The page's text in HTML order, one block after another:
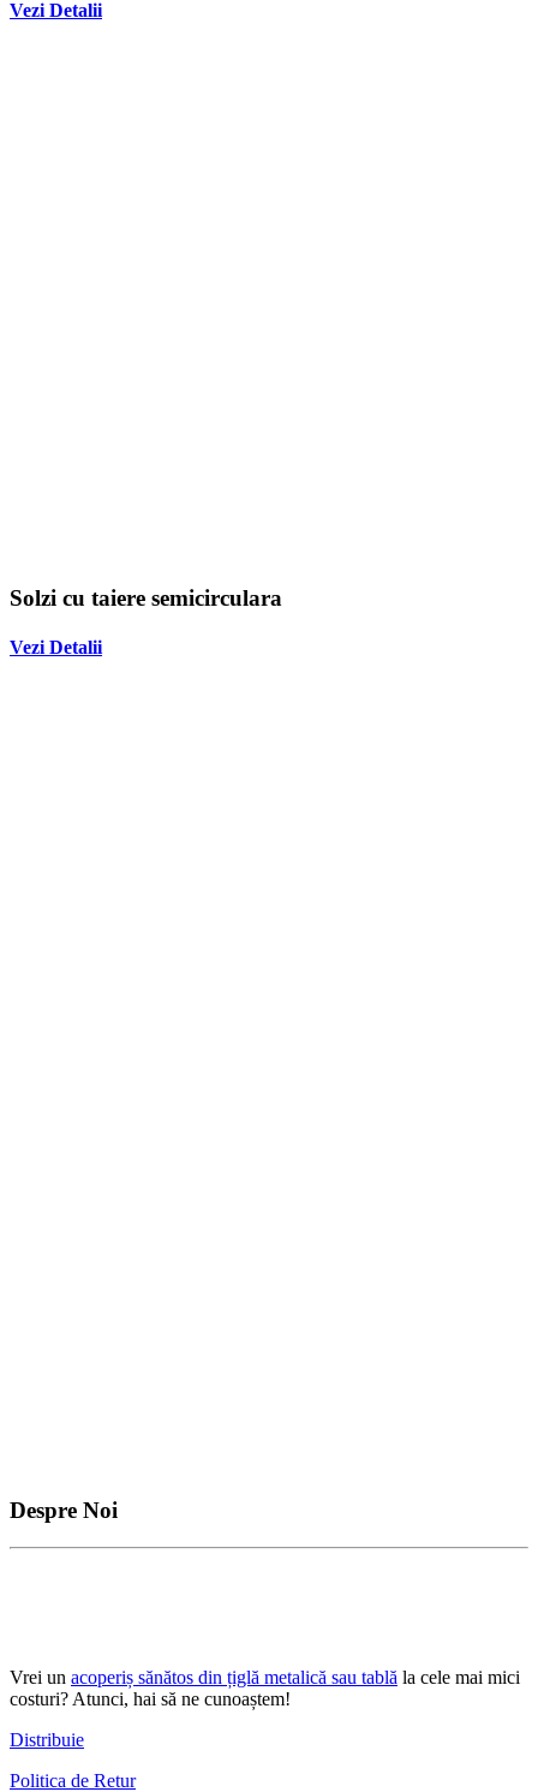
Vezi Detalii
Solzi cu taiere semicirculara
Vezi Detalii
Despre Noi
Vrei un acoperiș sănătos din țiglă metalică sau tablă la cele mai mici
costuri? Atunci, hai să ne cunoaștem!
Distribuie
Politica de Retur